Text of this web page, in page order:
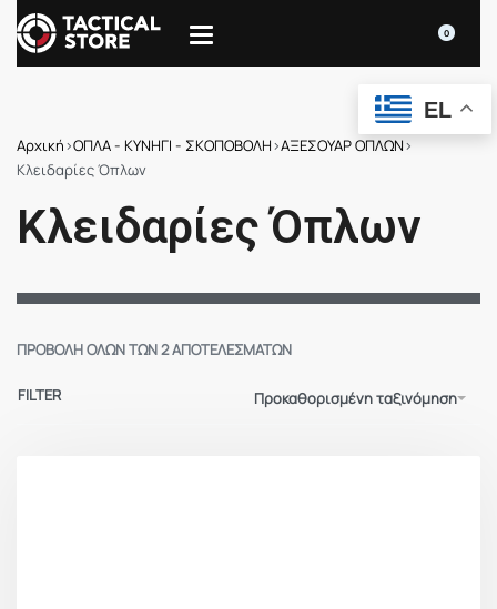
0
Αρχική›ΟΠΛΑ - ΚΥΝΗΓΙ - ΣΚΟΠΟΒΟΛΗ›ΑΞΕΣΟΥΑΡ ΟΠΛΩΝ›
Kλειδαρίες Όπλων
Kλειδαρίες Όπλων
ΠΡΟΒΟΛΉ ΌΛΩΝ ΤΩΝ 2 ΑΠΟΤΕΛΕΣΜΆΤΩΝ
Προκαθορισμένη ταξινόμηση
FILTER
EL